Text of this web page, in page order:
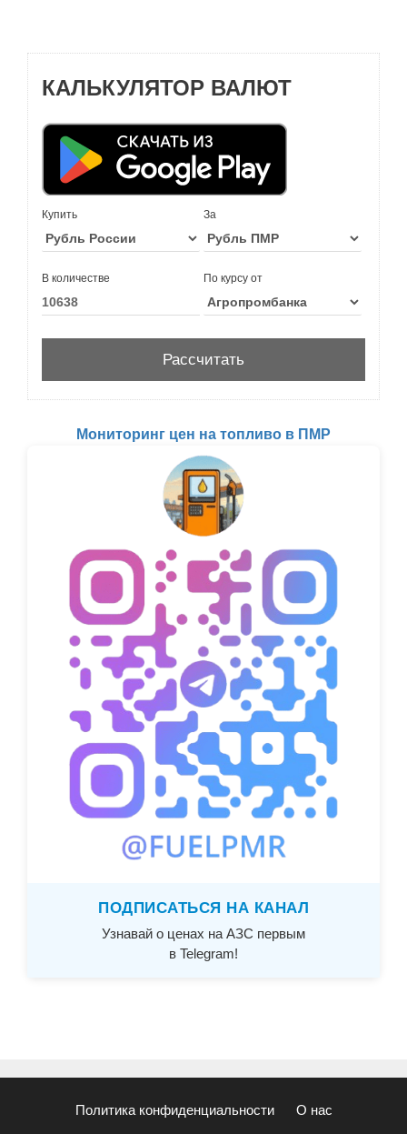
КАЛЬКУЛЯТОР ВАЛЮТ
Купить За
В количестве По курсу от
Мониторинг цен на топливо в ПМР
ПОДПИСАТЬСЯ НА КАНАЛ
Узнавай о ценах на АЗС первым
в Telegram!
Политика конфиденциальности О нас